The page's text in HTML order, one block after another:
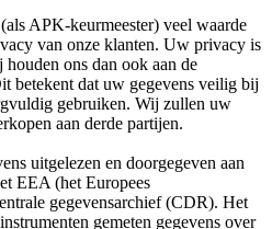
APK-keurmeester) veel waarde
van onze klanten. Uw privacy is
ons dan ook aan de
betekent dat uw gegevens veilig bij
gebruiken. Wij zullen uw
aan derde partijen.
uitgelezen en doorgegeven aan
EEA (het Europees
gegevensarchief (CDR). Het
gemeten gegevens over